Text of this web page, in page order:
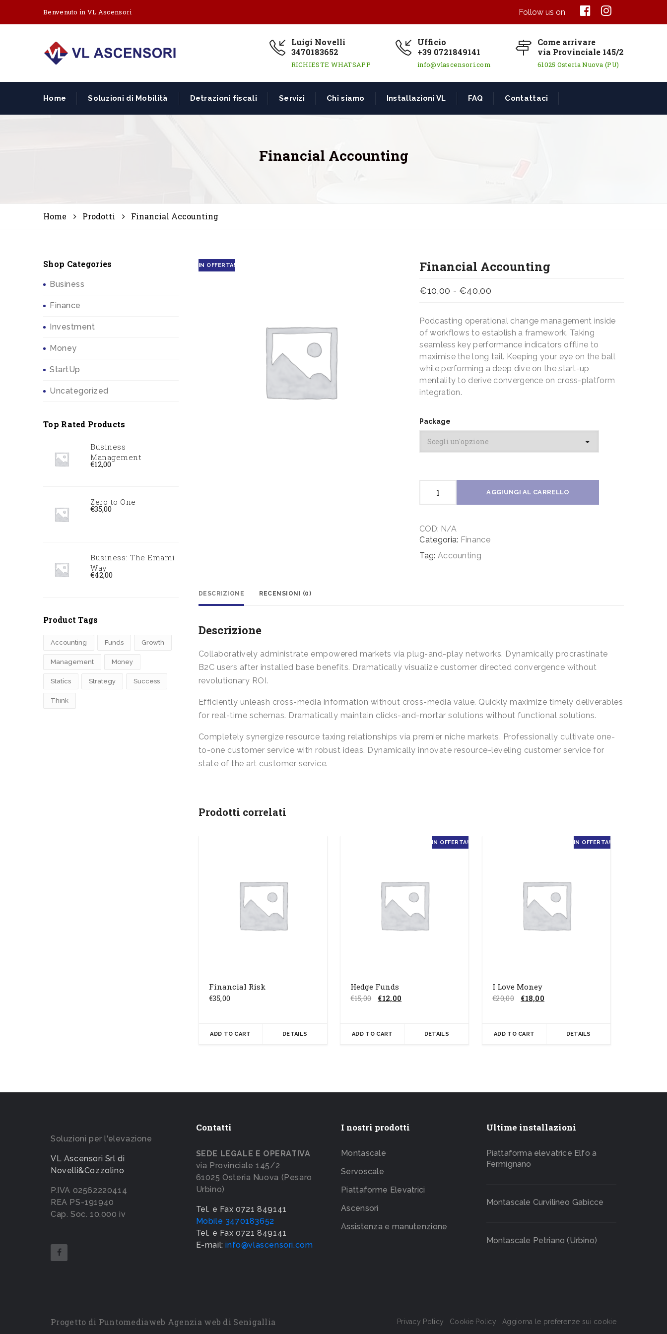
Benvenuto in VL Ascensori Follow us on
Luigi Novelli
3470183652
RICHIESTE WHATSAPP
Ufficio
+39 0721849141
info@vlascensori.com
Come arrivare
via Provinciale 145/2
61025 Osteria Nuova (PU)
Home Soluzioni di Mobilità Detrazioni fiscali Servizi Chi siamo Installazioni VL FAQ Contattaci
Financial Accounting
Home Prodotti Financial Accounting
Shop Categories
Business
Finance
Investment
Money
StartUp
Uncategorized
Top Rated Products
Business
Management
€12,00
Zero to One
€35,00
Business: The Emami
Way
€42,00
Product Tags
Accounting Funds Growth
Management Money
Statics Strategy Success
Think
IN OFFERTA! Financial Accounting
€10,00 - €40,00Fascia
prezzo:
da
€10,00
a
€40,00
Podcasting operational change management inside
of workflows to establish a framework. Taking
seamless key performance indicators offline to
maximise the long tail. Keeping your eye on the ball
while performing a deep dive on the start-up
mentality to derive convergence on cross-platform
integration.
Package
Accounting
AGGIUNGI AL CARRELLO
COD: N/A
Categoria: Finance
Tag: Accounting
DESCRIZIONE RECENSIONI (0)
Descrizione
Collaboratively administrate empowered markets via plug-and-play networks. Dynamically procrastinate
B2C users after installed base benefits. Dramatically visualize customer directed convergence without
revolutionary ROI.
Efficiently unleash cross-media information without cross-media value. Quickly maximize timely deliverables
for real-time schemas. Dramatically maintain clicks-and-mortar solutions without functional solutions.
Completely synergize resource taxing relationships via premier niche markets. Professionally cultivate one-
to-one customer service with robust ideas. Dynamically innovate resource-leveling customer service for
state of the art customer service.
Prodotti correlati
Financial Risk
€35,00
ADD TO CART DETAILS
IN OFFERTA!
Hedge Funds
€15,00
Il
€15,00.
€12,00
ADD TO CART DETAILS
IN OFFERTA!
I Love Money
€20,00
Il
€20,00.
€18,00
ADD TO CART DETAILS
Soluzioni per l'elevazione
VL Ascensori Srl di
Novelli&Cozzolino
P.IVA 02562220414
REA PS-191940
Cap. Soc. 10.000 iv
Contatti
SEDE LEGALE E OPERATIVA
via Provinciale 145/2
61025 Osteria Nuova (Pesaro
Urbino)
Tel. e Fax 0721 849141
Mobile 3470183652
Tel. e Fax 0721 849141
E-mail:info@vlascensori.com
I nostri prodotti
Montascale
Servoscale
Piattaforme Elevatrici
Ascensori
Assistenza e manutenzione
Ultime installazioni
Piattaforma elevatrice Elfo a
Fermignano
Montascale Curvilineo Gabicce
Montascale Petriano (Urbino)
Progetto di Puntomediaweb Agenzia web di Senigallia Privacy Policy Cookie Policy Aggiorna le preferenze sui cookie